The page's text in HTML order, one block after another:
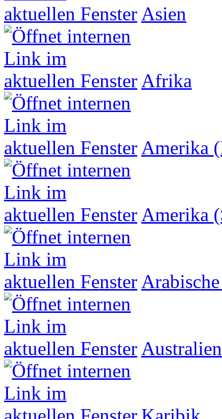
Asien
Afrika
Amerika
Amerika
Australien